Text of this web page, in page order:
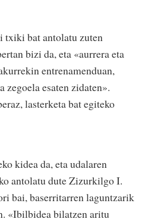
txiki bat antolatu zuten
bizi da, eta «aurrera eta
entrenamenduan,
zegoela esaten zidaten».
lasterketa bat egiteko
kidea da, eta udalaren
antolatu dute Zizurkilgo I.
bai, baserritarren laguntzarik
«Ibilbidea bilatzen aritu